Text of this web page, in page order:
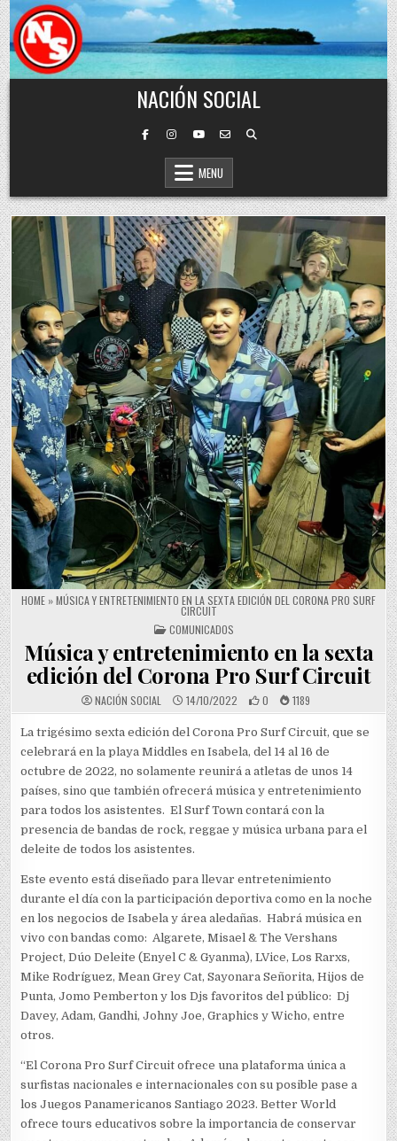
Skip to content
NACIÓN SOCIAL
MENU
HOME »MÚSICA Y ENTRETENIMIENTO EN LA SEXTA EDICIÓN DEL CORONA PRO SURF
CIRCUIT
POSTED IN
COMUNICADOS
Música y entretenimiento en la sexta
edición del Corona Pro Surf Circuit
NACIÓN SOCIAL 14/10/2022 0 1189
La trigésimo sexta edición del Corona Pro Surf Circuit, que se
celebrará en la playa Middles en Isabela, del 14 al 16 de
octubre de 2022, no solamente reunirá a atletas de unos 14
países, sino que también ofrecerá música y entretenimiento
para todos los asistentes. El Surf Town contará con la
presencia de bandas de rock, reggae y música urbana para el
deleite de todos los asistentes.
Este evento está diseñado para llevar entretenimiento
durante el día con la participación deportiva como en la noche
en los negocios de Isabela y área aledañas. Habrá música en
vivo con bandas como: Algarete, Misael & The Vershans
Project, Dúo Deleite (Enyel C & Gyanma), LVice, Los Rarxs,
Mike Rodríguez, Mean Grey Cat, Sayonara Señorita, Hijos de
Punta, Jomo Pemberton y los Djs favoritos del público: Dj
Davey, Adam, Gandhi, Johny Joe, Graphics y Wicho, entre
otros.
“El Corona Pro Surf Circuit ofrece una plataforma única a
surfistas nacionales e internacionales con su posible pase a
los Juegos Panamericanos Santiago 2023. Better World
ofrece tours educativos sobre la importancia de conservar